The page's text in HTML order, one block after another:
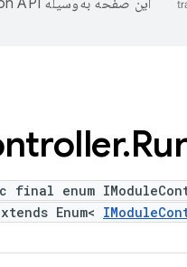
این صفحه به‌وسیله
.
enum
Enum<